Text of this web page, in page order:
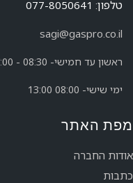
טלפון: 077-8050641
sagi@gaspro.co.il
ראשון עד חמישי- 08:30 - 17:00
ימי שישי- 08:00 13:00
מפת האתר
אודות החברה
כתבות